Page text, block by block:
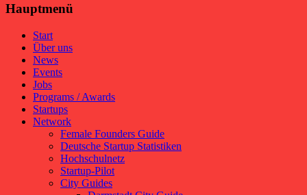
Hauptmenü
Start
Über uns
News
Events
Jobs
Programs / Awards
Startups
Network
Female Founders Guide
Deutsche Startup Statistiken
Hochschulnetz
Startup-Pilot
City Guides